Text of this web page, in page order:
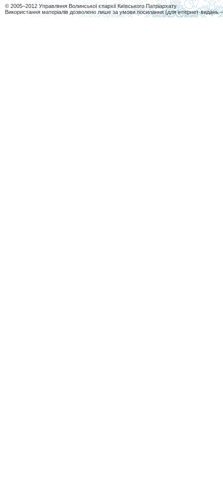
© 2005–2012 Управління Волинської єпархії Київського Патріархату
Використання матеріалів дозволено лише за умови посилання (для інтернет-видань